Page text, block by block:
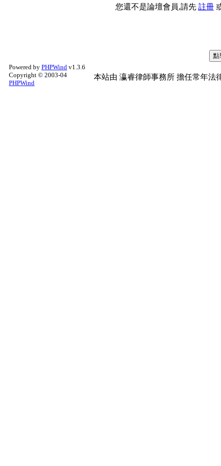
您還不是論壇會員,請先 註冊
Powered by PHPWind v1.3.6
Copyright © 2003-04
PHPWind
本站由 瀛睿律師事務所 擔任常年法